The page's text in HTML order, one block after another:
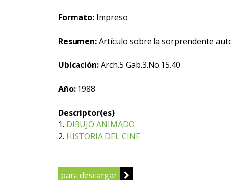
Formato: Impreso
Resumen:Artículo sobre la sorprendente
Ubicación:Arch.5 Gab.3.No.15.40
Año: 1988
Descriptor(es)
1. DIBUJO ANIMADO
2. HISTORIA DEL CINE
para descargar